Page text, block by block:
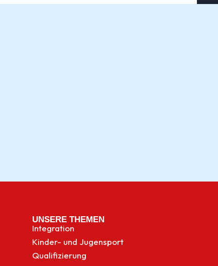
UNSERE THEMEN
Integration
Kinder- und Jugensport
Qualifizierung